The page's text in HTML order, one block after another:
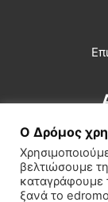
Ο Δρόμος
βελτιώσουμε
καταγράφουμε
ξανά το